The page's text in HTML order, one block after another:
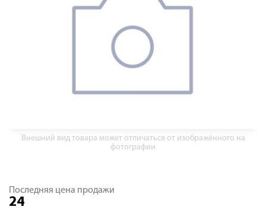
Внешний вид товара может отличаться от изображённого на
фотографии
Последняя цена продажи
24